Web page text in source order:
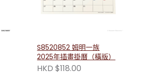
S8520852 姆明一族
2025年插畫掛曆（橫版）
HKD $118.00